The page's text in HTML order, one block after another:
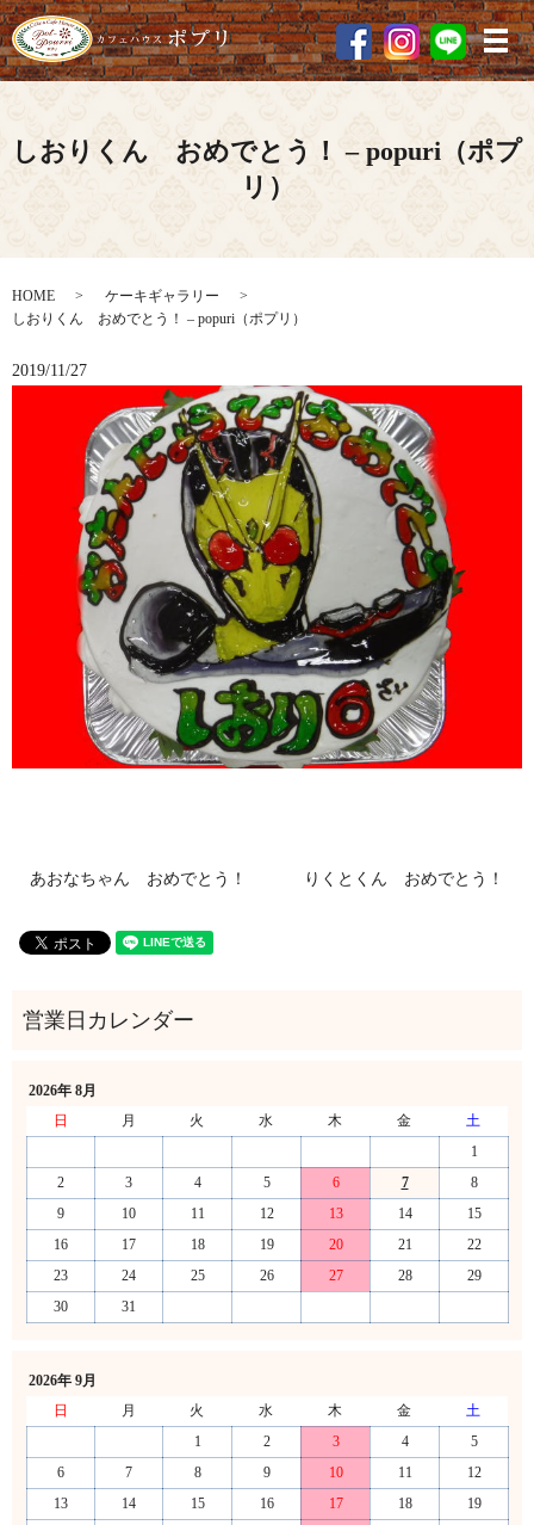
メ
しおりくん おめでとう！ – popuri（ポプ
リ）
HOME
ケーキギャラリー
しおりくん おめでとう！ – popuri（ポプリ）
2019/11/27
あおなちゃん おめでとう！ りくとくん おめでとう！
2026年 8月
日
月 火 水 木 金
土
1
2
3 4 5 6 7
8
9
10 11 12 13 14
15
16
17 18 19 20 21
22
23
24 25 26 27 28
29
30
31
2026年 9月
日
月 火 水 木 金
土
1
2 3 4
5
6
7 8 9 10 11
12
13
14 15 16 17 18
19